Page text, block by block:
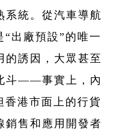
系統。從汽車導航
“出廠預設”的唯一
的誘因，大眾甚至
斗——事實上，內
香港市面上的行貨
銷售和應用開發者